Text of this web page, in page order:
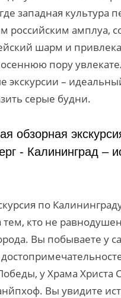
западная культура
российским амплуа,
шарм и
пору
экскурсии –
серые будни.
обзорная
- Калининград –
по
тем, кто не
Вы побываете у
у Храма Христа
Вы увидите